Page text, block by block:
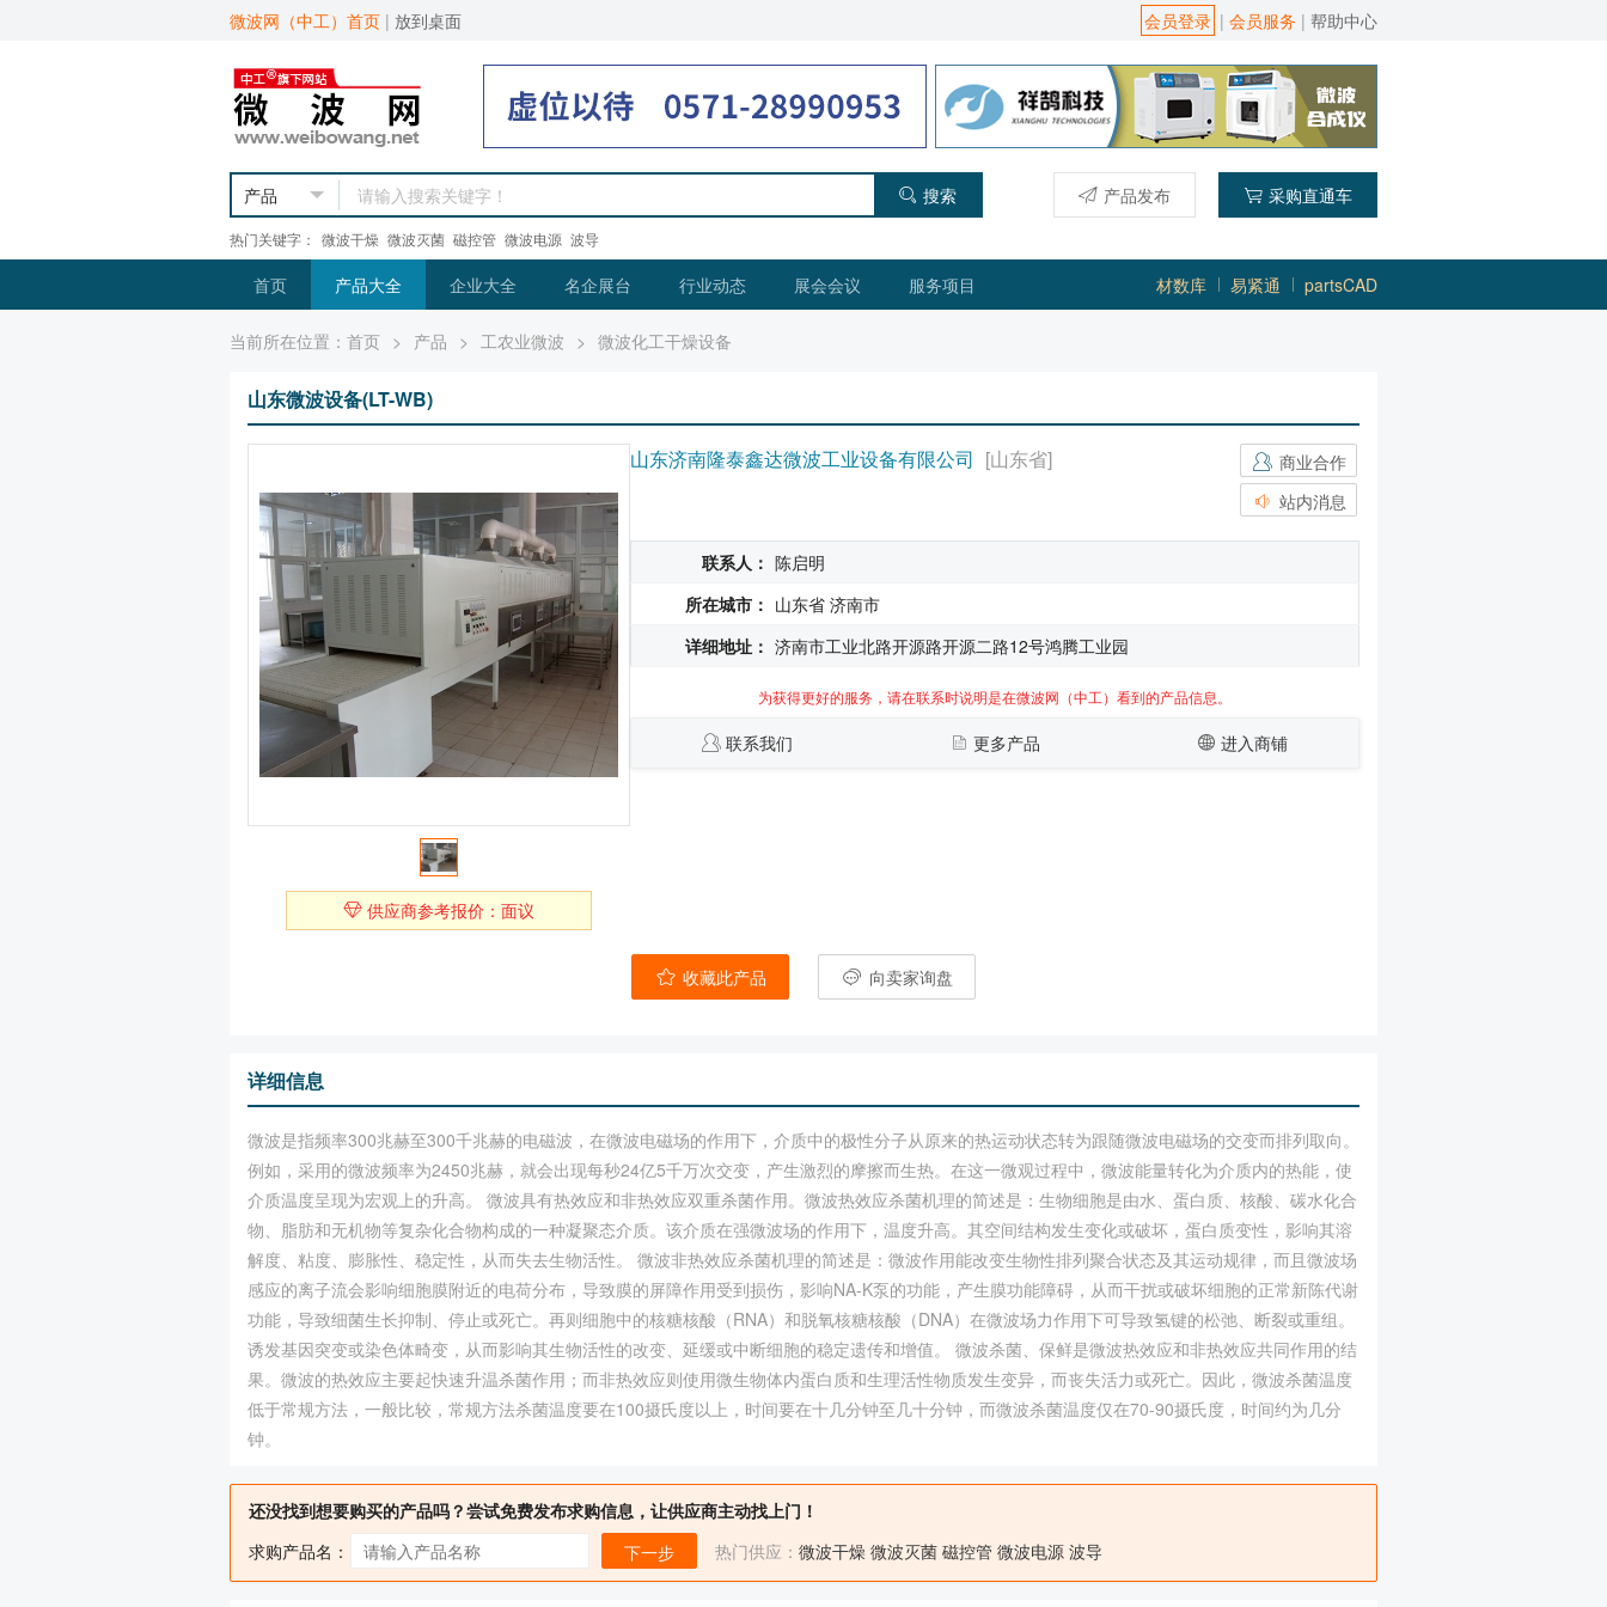
微波网（中工）首页 | 放到桌面 会员登录 | 会员服务 | 帮助中心
搜索 产品发布 采购直通车
热门关键字： 微波干燥 微波灭菌 磁控管 微波电源 波导
首页 产品大全 企业大全 名企展台 行业动态 展会会议 服务项目 材数库 易紧通 partsCAD
当前所在位置： 首页 > 产品 > 工农业微波 > 微波化工干燥设备
山东微波设备(LT-WB)
供应商参考报价：面议
山东济南隆泰鑫达微波工业设备有限公司 [山东省]
商业合作
站内消息
联系人： 陈启明
所在城市： 山东省 济南市
详细地址： 济南市工业北路开源路开源二路12号鸿腾工业园
为获得更好的服务，请在联系时说明是在微波网（中工）看到的产品信息。
联系我们 更多产品 进入商铺
收藏此产品 向卖家询盘
详细信息
微波是指频率300兆赫至300千兆赫的电磁波，在微波电磁场的作用下，介质中的极性分子从原来的热运动状态转为跟随微波电磁场的交变而排列取向。
例如，采用的微波频率为2450兆赫，就会出现每秒24亿5千万次交变，产生激烈的摩擦而生热。在这一微观过程中，微波能量转化为介质内的热能，使
介质温度呈现为宏观上的升高。 微波具有热效应和非热效应双重杀菌作用。微波热效应杀菌机理的简述是：生物细胞是由水、蛋白质、核酸、碳水化合
物、脂肪和无机物等复杂化合物构成的一种凝聚态介质。该介质在强微波场的作用下，温度升高。其空间结构发生变化或破坏，蛋白质变性，影响其溶
解度、粘度、膨胀性、稳定性，从而失去生物活性。 微波非热效应杀菌机理的简述是：微波作用能改变生物性排列聚合状态及其运动规律，而且微波场
感应的离子流会影响细胞膜附近的电荷分布，导致膜的屏障作用受到损伤，影响NA-K泵的功能，产生膜功能障碍，从而干扰或破坏细胞的正常新陈代谢
功能，导致细菌生长抑制、停止或死亡。再则细胞中的核糖核酸（RNA）和脱氧核糖核酸（DNA）在微波场力作用下可导致氢键的松弛、断裂或重组。
诱发基因突变或染色体畸变，从而影响其生物活性的改变、延缓或中断细胞的稳定遗传和增值。 微波杀菌、保鲜是微波热效应和非热效应共同作用的结
果。微波的热效应主要起快速升温杀菌作用；而非热效应则使用微生物体内蛋白质和生理活性物质发生变异，而丧失活力或死亡。因此，微波杀菌温度
低于常规方法，一般比较，常规方法杀菌温度要在100摄氏度以上，时间要在十几分钟至几十分钟，而微波杀菌温度仅在70-90摄氏度，时间约为几分
钟。
还没找到想要购买的产品吗？尝试免费发布求购信息，让供应商主动找上门！
求购产品名：
下一步 热门供应： 微波干燥 微波灭菌 磁控管 微波电源 波导